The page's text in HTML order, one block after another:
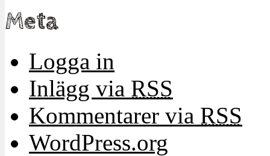
Meta
Logga in
Inlägg via RSS
Kommentarer via RSS
WordPress.org